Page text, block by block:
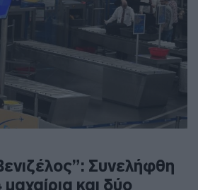
Συνελήφθη
και δύο